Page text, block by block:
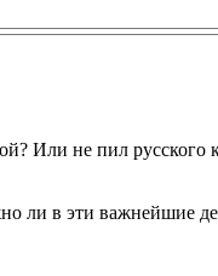
Или не пил русского
ли в эти важнейшие